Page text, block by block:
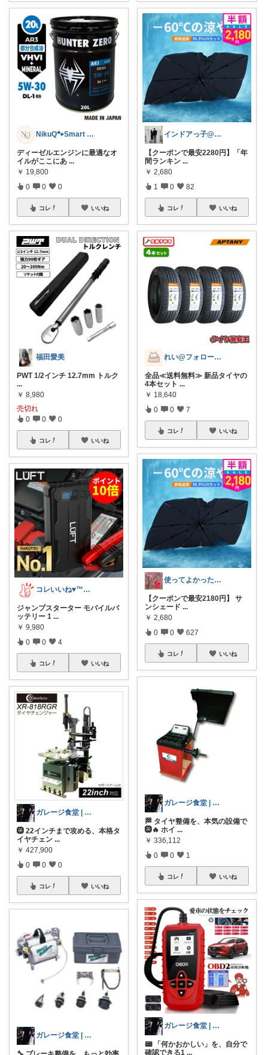
NikuQ🐾Smart Choice
ディーゼルエンジンに最適なオ
イルがここにあ ...
￥ 19,800
0 0 0
コレ いいね
福田愛美
PWT 1/2インチ 12.7mm トルク
...
￥ 8,980
売切れ
0 0 0
コレ いいね
コレいいね♥️™▶コレクションも見てね！
ジャンプスターター モバイルバ
ッテリー 1 ...
￥ 9,980
0 0 4
コレ いいね
ガレージ食堂 | 開業準備中
🛞 22インチまで攻める、本格タ
イヤチェン ...
￥ 427,900
0 0 0
コレ いいね
ガレージ食堂 | 開業準備中
インドアっ子@ご購入ありがとうございます
【クーポンで最安2280円】「年
間ランキン ...
￥ 2,680
1 0 82
コレ いいね
れい@フォロー＆経由購入感謝です♪
全品≪送料無料≫ 新品タイヤの
4本セット ...
￥ 18,640
0 0 7
コレ いいね
使ってよかった得した!!
【クーポンで最安2180円】 サ
ンシェード ...
￥ 2,680
0 0 627
コレ いいね
ガレージ食堂 | 開業準備中
🏁 タイヤ整備を、本気の設備で
🛞🔥 ホイ ...
￥ 336,112
0 0 1
コレ いいね
ガレージ食堂 | 開業準備中
📟 「何かおかしい」を、自分で
確認できる1 ...